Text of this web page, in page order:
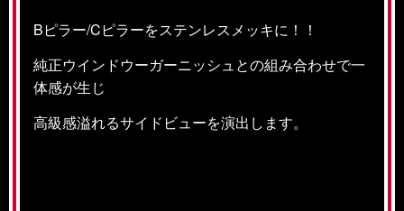
Bピラー/Cピラーをステンレスメッキに！！
純正ウインドウーガーニッシュとの組み合わせで一
体感が生じ
高級感溢れるサイドビューを演出します。